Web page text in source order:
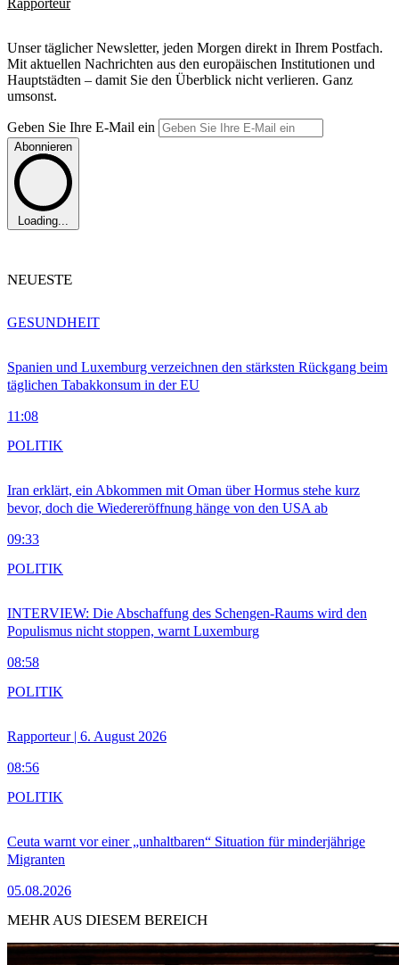
Unser täglicher Newsletter, jeden Morgen direkt in Ihrem Postfach.
Mit aktuellen Nachrichten aus den europäischen Institutionen und
Hauptstädten – damit Sie den Überblick nicht verlieren. Ganz
umsonst.
Geben Sie Ihre E-Mail ein
Abonnieren
Loading...
NEUESTE
Spanien und Luxemburg verzeichnen den stärksten Rückgang beim
täglichen Tabakkonsum in der EU
11:08
GESUNDHEIT
Iran erklärt, ein Abkommen mit Oman über Hormus stehe kurz
bevor, doch die Wiedereröffnung hänge von den USA ab
09:33
POLITIK
INTERVIEW: Die Abschaffung des Schengen-Raums wird den
Populismus nicht stoppen, warnt Luxemburg
08:58
POLITIK
Rapporteur | 6. August 2026
08:56
POLITIK
Ceuta warnt vor einer „unhaltbaren“ Situation für minderjährige
Migranten
05.08.2026
POLITIK
MEHR AUS DIESEM BEREICH